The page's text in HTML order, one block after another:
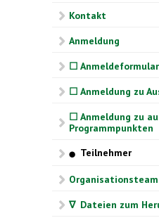
Kontakt
Anmeldung
☐ Anmeldeformular
☐ Anmeldung zu
☐ Anmeldung zu
Programmpunkten
⬤ Teilnehmer
Organisationsteam
∇ Dateien zum